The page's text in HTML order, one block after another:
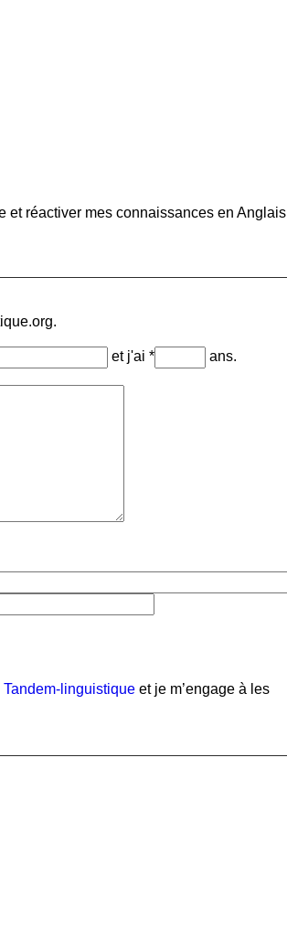
et réactiver mes connaissances en Anglais
et j'ai * ans.
linguistique et je m’engage à les